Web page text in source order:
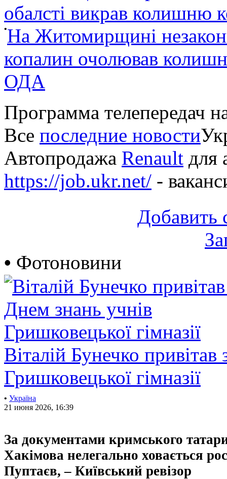
обалсті викрав колишню
•На Житомирщині
копалин очолював
ОДА
Программа телепередач
Все последние новости
Автопродажа Renault для
https://job.ukr.net/ -
Добавить
• Фотоновини
Віталій Бунечко
Гришковецької гімназії
• Україна
21 июня 2026, 16:39
За документами кримського
Хакімова нелегально ховається
Пуптаєв, – Київський ревізор